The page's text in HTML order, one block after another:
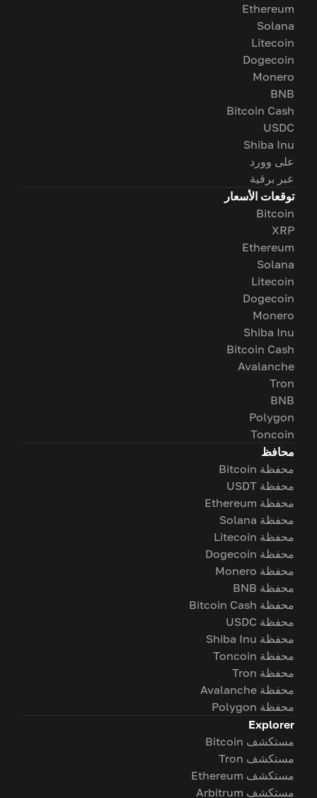
Ethereum
Solana
Litecoin
Dogecoin
Monero
BNB
Bitcoin Cash
USDC
Shiba Inu
على وورد
عبر برقية
توقعات الأسعار
Bitcoin
XRP
Ethereum
Solana
Litecoin
Dogecoin
Monero
Shiba Inu
Bitcoin Cash
Avalanche
Tron
BNB
Polygon
Toncoin
محافظ
محفظة Bitcoin
محفظة USDT
محفظة Ethereum
محفظة Solana
محفظة Litecoin
محفظة Dogecoin
محفظة Monero
محفظة BNB
محفظة Bitcoin Cash
محفظة USDC
محفظة Shiba Inu
محفظة Toncoin
محفظة Tron
محفظة Avalanche
محفظة Polygon
Explorer
مستكشف Bitcoin
مستكشف Tron
مستكشف Ethereum
مستكشف Arbitrum